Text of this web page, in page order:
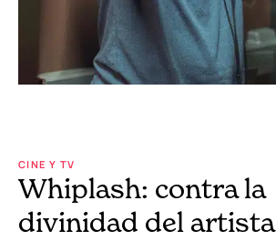
CINE Y TV
Whiplash: contra la
divinidad del artista